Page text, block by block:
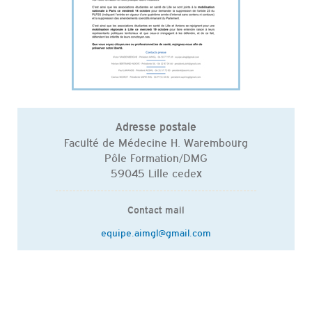
Adresse postale
Faculté de Médecine H. Warembourg
Pôle Formation/DMG
59045 Lille cedex
Contact mail
equipe.aimgl@gmail.com